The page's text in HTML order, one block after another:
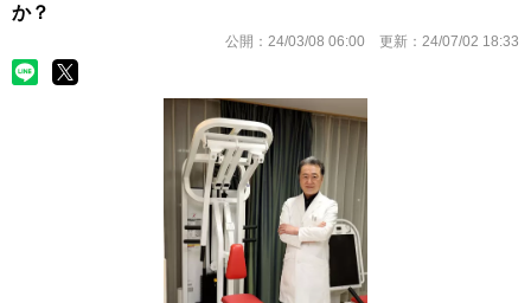
か？
公開： 24/03/08 06:00 更新： 24/07/02 18:33